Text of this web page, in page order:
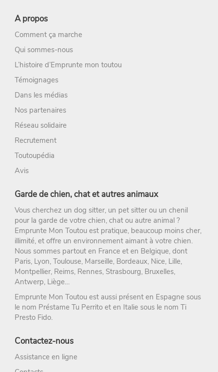
A propos
Comment ça marche
Qui sommes-nous
L’histoire d’Emprunte mon toutou
Témoignages
Dans les médias
Nos partenaires
Réseau solidaire
Recrutement
Toutoupédia
Avis
Garde de chien, chat et autres animaux
Vous cherchez un dog sitter, un pet sitter ou un chenil
pour la garde de votre chien, chat ou autre animal ?
Emprunte Mon Toutou est pratique, beaucoup moins cher,
illimité, et offre un environnement aimant à votre chien.
Nous sommes partout en France et en Belgique, dont
Paris, Lyon, Toulouse, Marseille, Bordeaux, Nice, Lille,
Montpellier, Reims, Rennes, Strasbourg, Bruxelles,
Antwerp, Liège…
Emprunte Mon Toutou est aussi présent en Espagne sous
le nom Préstame Tu Perrito et en Italie sous le nom Ti
Presto Fido.
Contactez-nous
Assistance en ligne